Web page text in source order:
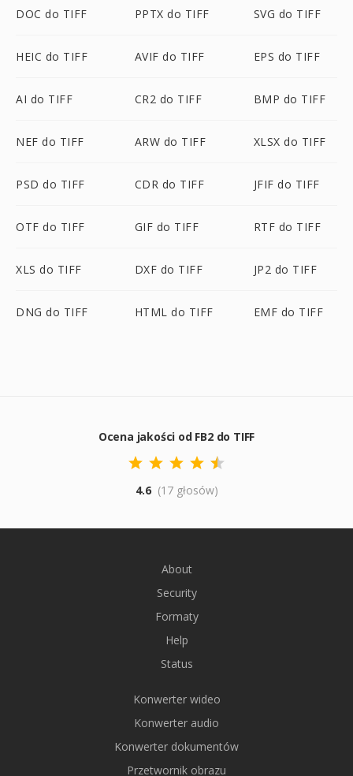
DOC do TIFF PPTX do TIFF SVG do TIFF
HEIC do TIFF AVIF do TIFF EPS do TIFF
AI do TIFF CR2 do TIFF BMP do TIFF
NEF do TIFF ARW do TIFF XLSX do TIFF
PSD do TIFF CDR do TIFF JFIF do TIFF
OTF do TIFF GIF do TIFF RTF do TIFF
XLS do TIFF DXF do TIFF JP2 do TIFF
DNG do TIFF HTML do TIFF EMF do TIFF
Ocena jakości od FB2 do TIFF
4.6 (17 głosów)
About
Security
Formaty
Help
Status
Konwerter wideo
Konwerter audio
Konwerter dokumentów
Przetwornik obrazu